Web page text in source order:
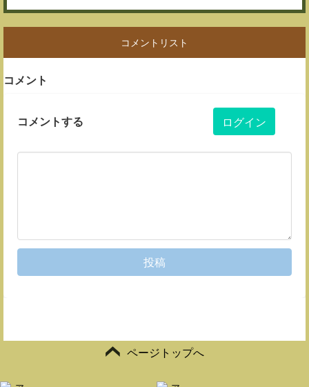
コメントリスト
コメント
コメントする ログイン
投稿
ページトップへ